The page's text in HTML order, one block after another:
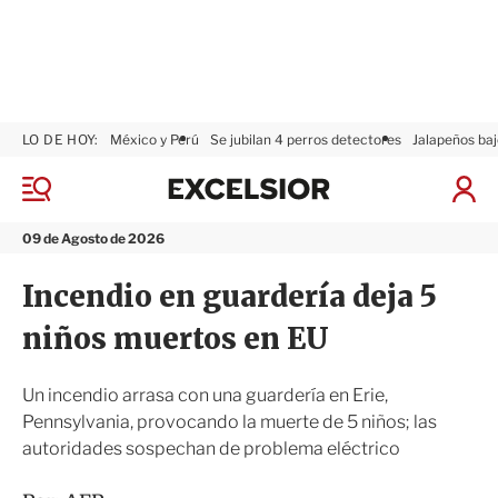
M
n
09 de Agosto de 2026
LO DE HOY: México y Perú Se jubilan 4 perros detectores Jalapeños
I
x
s
i
Incendio en guardería deja 5
niños muertos en EU
Un incendio arrasa con una guardería en Erie,
Pennsylvania, provocando la muerte de 5 niños; las
autoridades sospechan de problema eléctrico